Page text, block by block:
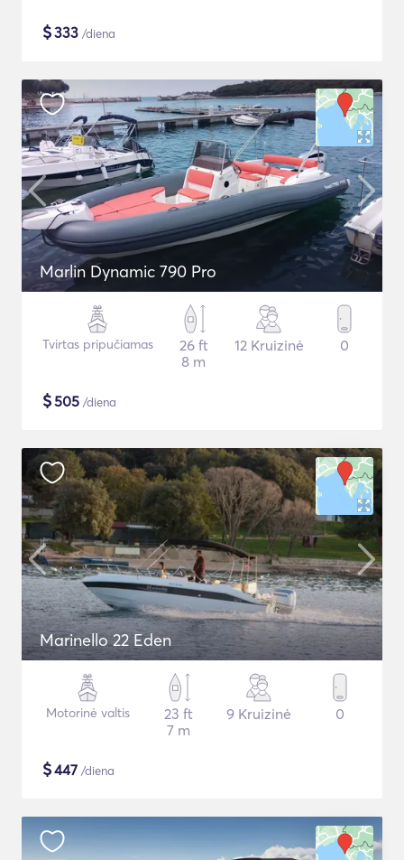
$333 /diena
Marlin Dynamic 790 Pro
Tvirtas pripučiamas
26 ft
8 m
12 Kruizinė 0
$505 /diena
Marinello 22 Eden
Motorinė valtis
23 ft
7 m
9 Kruizinė 0
$447 /diena